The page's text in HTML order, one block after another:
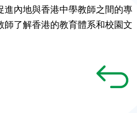
進內地與香港中學教師之間的專
師了解香港的教育體系和校園文